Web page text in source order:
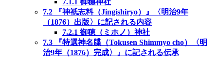
7.2 『神祇志料（Jingishiryo）』〈明治9年
（1876）出版〉に記される内容
7.2.1 御穂（ミホノ）神社
7.3 『特選神名牒（Tokusen Shimmyo cho）〈明
治9年（1876）完成〉』に記される伝承